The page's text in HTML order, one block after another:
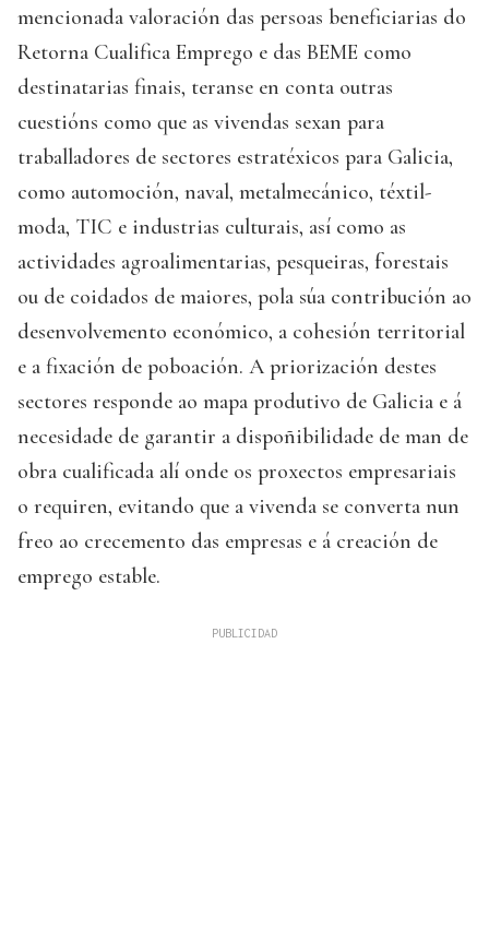
mencionada valoración das persoas beneficiarias do
Retorna Cualifica Emprego e das BEME como
destinatarias finais, teranse en conta outras
cuestións como que as vivendas sexan para
traballadores de sectores estratéxicos para Galicia,
como automoción, naval, metalmecánico, téxtil-
moda, TIC e industrias culturais, así como as
actividades agroalimentarias, pesqueiras, forestais
ou de coidados de maiores, pola súa contribución ao
desenvolvemento económico, a cohesión territorial
e a fixación de poboación. A priorización destes
sectores responde ao mapa produtivo de Galicia e á
necesidade de garantir a dispoñibilidade de man de
obra cualificada alí onde os proxectos empresariais
o requiren, evitando que a vivenda se converta nun
freo ao crecemento das empresas e á creación de
emprego estable.